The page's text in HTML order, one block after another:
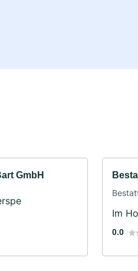
GmbH
Im
0.0